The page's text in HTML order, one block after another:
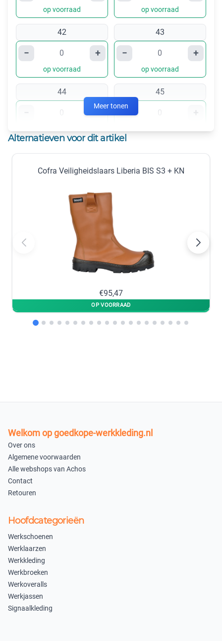
op voorraad op voorraad
42
− +
op voorraad
43
− +
op voorraad
44
+
45
− +
46
+
47
−
nabestellen
In winkelmandje
Meer tonen
Alternatieven voor dit artikel
Cofra Veiligheidslaars Liberia BIS S3 + KN
€95,47
Welkom op goedkope-werkkleding.nl
Over ons
Algemene voorwaarden
Alle webshops van Achos
Contact
Retouren
Hoofdcategorieën
Werkschoenen
Werklaarzen
Werkkleding
Werkbroeken
Werkoveralls
Werkjassen
Signaalkleding